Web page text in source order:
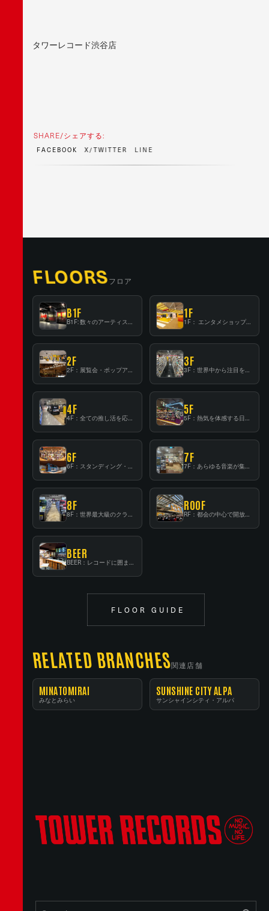
タワーレコード渋谷店
SHARE/シェアする:
FAC E BOO K X/TWITTER LI NE
FLOORSフロア
B1F 1F
1F： エンタメショップならではのイマーシブ空間
2F 3F
4F 5F
6F 7F
8F ROOF
BEER
FLOOR GUIDE
RELATED BRANCHES関連店舗
MINATOMIRAI
みなとみらい
SUNSHINE CITY ALPA
サンシャインシティ・アルパ